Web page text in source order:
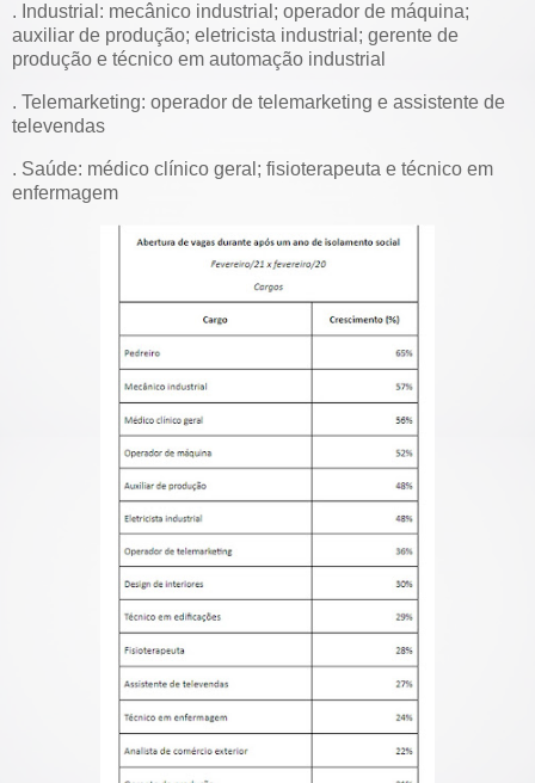
. Industrial: mecânico industrial; operador de máquina;
auxiliar de produção; eletricista industrial; gerente de
produção e técnico em automação industrial
. Telemarketing: operador de telemarketing e assistente de
televendas
. Saúde: médico clínico geral; fisioterapeuta e técnico em
enfermagem